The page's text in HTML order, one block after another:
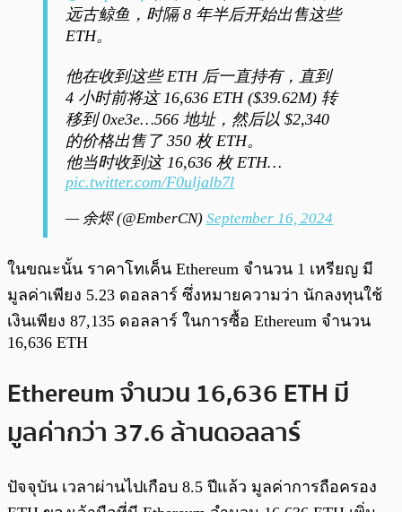
远古鲸鱼，时隔 8 年半后开始出售这些
ETH。
他在收到这些 ETH 后一直持有，直到
4 小时前将这 16,636 ETH ($39.62M) 转
移到 0xe3e…566 地址，然后以 $2,340
的价格出售了 350 枚 ETH。
他当时收到这 16,636 枚 ETH…
pic.twitter.com/F0uljalb7l
— 余烬 (@EmberCN) September 16, 2024
ในขณะนั้น ราคาโทเค็น Ethereum จำนวน 1 เหรียญ มี
มูลค่าเพียง 5.23 ดอลลาร์ ซึ่งหมายความว่า นักลงทุนใช้
เงินเพียง 87,135 ดอลลาร์ ในการซื้อ Ethereum จำนวน
16,636 ETH
Ethereum จำนวน 16,636 ETH มี
มูลค่ากว่า 37.6 ล้านดอลลาร์
ปัจจุบัน เวลาผ่านไปเกือบ 8.5 ปีแล้ว มูลค่าการถือครอง